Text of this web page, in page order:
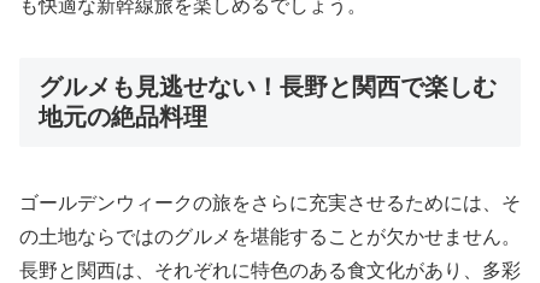
も快適な新幹線旅を楽しめるでしょう。
グルメも見逃せない！長野と関西で楽しむ
地元の絶品料理
ゴールデンウィークの旅をさらに充実させるためには、そ
の土地ならではのグルメを堪能することが欠かせません。
長野と関西は、それぞれに特色のある食文化があり、多彩